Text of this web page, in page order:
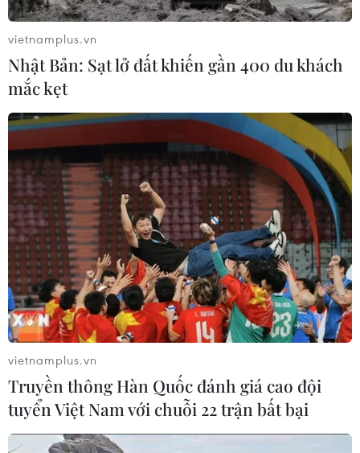
vietnamplus.vn
Nhật Bản: Sạt lở đất khiến gần 400 du khách
mắc kẹt
vietnamplus.vn
Truyền thông Hàn Quốc đánh giá cao đội
tuyển Việt Nam với chuỗi 22 trận bất bại